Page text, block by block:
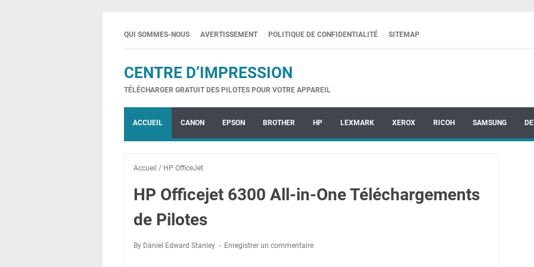
QUI SOMMES-NOUS AVERTISSEMENT POLITIQUE DE CONFIDENTIALITÉ SITEMAP
CENTRE D’IMPRESSION
TÉLÉCHARGER GRATUIT DES PILOTES POUR VOTRE APPAREIL
ACCUEIL CANON EPSON BROTHER HP LEXMARK XEROX RICOH SAMSUNG
Accueil / HP OfficeJet
HP Officejet 6300 All-in-One Téléchargements
de Pilotes
By Daniel Edward Stanley Enregistrer un commentaire